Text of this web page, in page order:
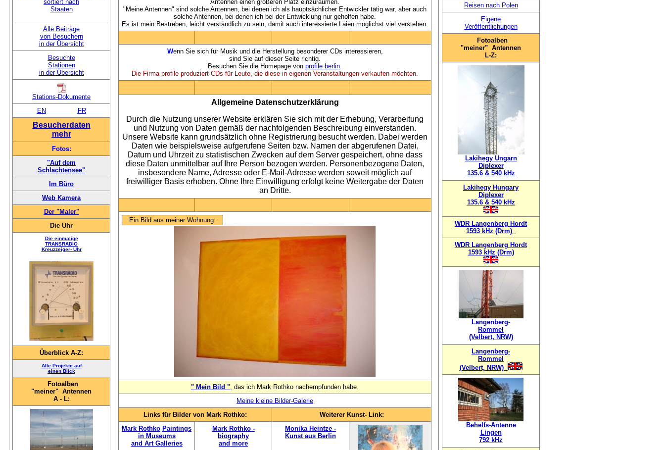
sortiert nach
Staaten
Alle Beiträge
von Besuchern
in der Übersicht
Besuchte
Stationen
in der Übersicht
Stations-Dokumente
EN
FR
Besucherdaten
mehr
Fotos:
"Auf dem
Schlachtensee"
Im Büro
Web Kamera
Der "Maler"
Die Uhr
Die einmalige
TRANSRADIO
Kreuzzeiger- Uhr
Überblick A-Z:
Alle Projekte auf
einen Blick
Fotoalben
"meiner" Antennen
A - L:
Reisen nach Polen
Eigene
Veröffentlichungen
Fotoalben
"meiner" Antennen
L-Z:
Lakihegy Ungarn
Diplexer
135.6 & 540 kHz
Lakihegy Hungary
Diplexer
135.6 & 540 kHz
WDR Langenberg Hordt
1593 kHz (Drm)
WDR Langenberg Hordt
1593 kHz (Drm)
Langenberg-
Rommel
(Velbert, NRW)
Langenberg-
Rommel
(Velbert, NRW)
Behelfs-Antenne
Lingen
792 kHz
Antennen einen größeren Platz einzuräumen.
"Meine Antennen" sind solche Antennen, bei denen ich als hauptsächlicher Entwickler tätig war, aber auch
solche Antennen, bei denen ich bei der Entwicklung nur geholfen habe.
Es ist mein Bestreben, leicht verständlich zu sein, damit auch interessierte Laien möglichst viel verstehen.
Wenn Sie sich für Musik und die Herstellung besonderer CDs interessieren,
sind Sie auf dieser Seite richtig.
Besuchen Sie die Homepage von profile berlin.
Die Firma profile produziert CDs für Leute, die diese in eigenen Veranstaltungen verkaufen möchten.
Allgemeine Datenschutzerklärung
Durch die Nutzung unserer Website erklären Sie sich mit der Erhebung, Verarbeitung
und Nutzung von Daten gemäß der nachfolgenden Beschreibung einverstanden.
Unsere Website kann grundsätzlich ohne Registrierung besucht werden. Dabei werden
Daten wie beispielsweise aufgerufene Seiten bzw. Namen der abgerufenen Datei,
Datum und Uhrzeit zu statistischen Zwecken auf dem Server gespeichert, ohne dass
diese Daten unmittelbar auf Ihre Person bezogen werden. Personenbezogene Daten,
insbesondere Name, Adresse oder E-Mail-Adresse werden soweit möglich auf
freiwilliger Basis erhoben. Ohne Ihre Einwilligung erfolgt keine Weitergabe der Daten
an Dritte.
Ein Bild aus meiner Wohnung:
" Mein Bild ", das ich Mark Rothko nachempfunden habe.
Meine kleine Bilder-Galerie
Links für Bilder von Mark Rothko:
Weiterer Kunst- Link:
Mark Rothko Paintings
in Museums
and Art Galleries
Mark Rothko -
biography
and more
Monika Heintze -
Kunst aus Berlin